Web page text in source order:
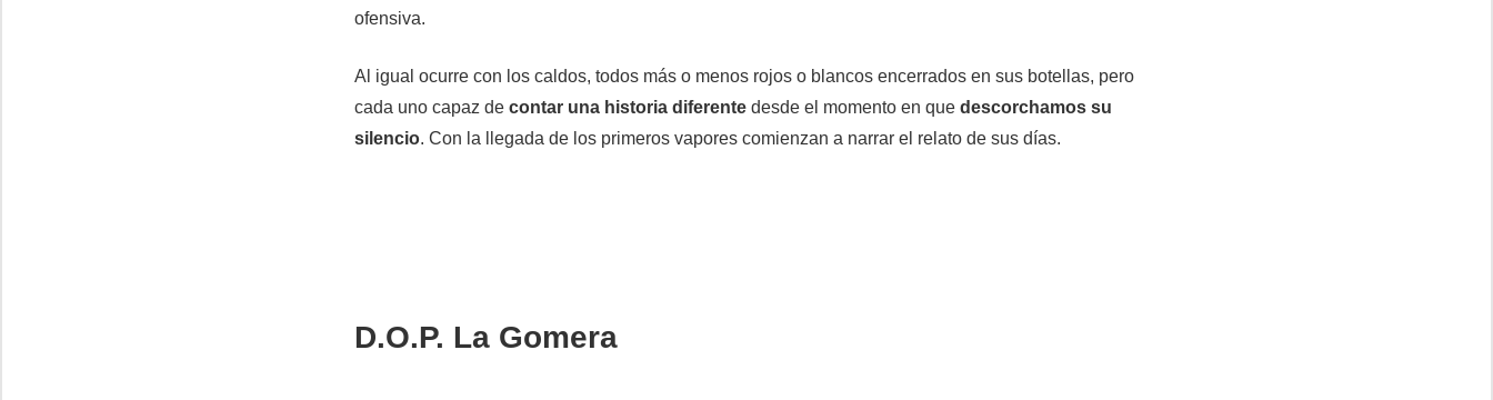
ofensiva.
Al igual ocurre con los caldos, todos más o menos rojos o blancos encerrados en sus botellas, pero
cada uno capaz decontar una historia diferente desde el momento en quedescorchamos su
silencio. Con la llegada de los primeros vapores comienzan a narrar el relato de sus días.
D.O.P. La Gomera